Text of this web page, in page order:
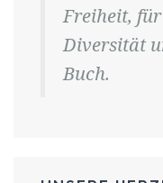
Freiheit,
Diversität
Buch.